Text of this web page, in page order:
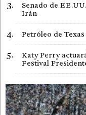
Senado de
Irán
Petróleo de
Katy Perry
Festival